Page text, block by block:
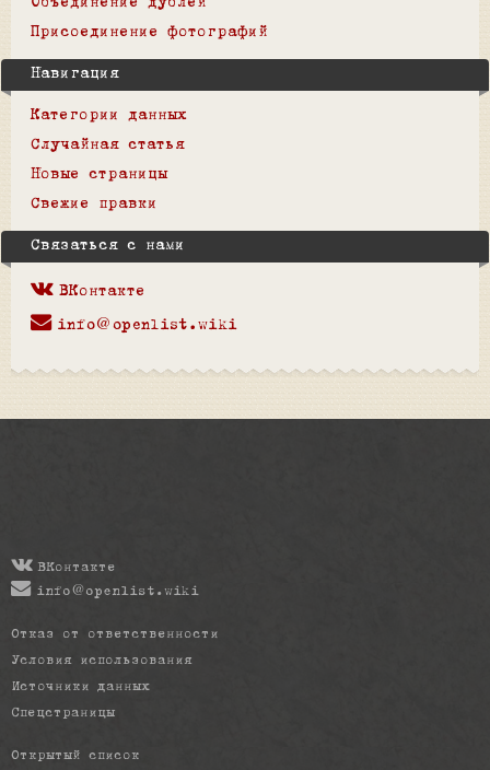
Объединение дублей
Присоединение фотографий
Навигация
Категории данных
Случайная статья
Новые страницы
Свежие правки
Связаться с нами
ВКонтакте
info@openlist.wiki
ВКонтакте
info@openlist.wiki
Отказ от ответственности
Условия использования
Источники данных
Спецстраницы
Открытый список